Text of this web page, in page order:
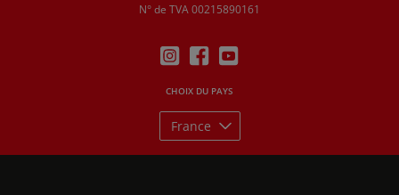
N° de TVA 00215890161
CHOIX DU PAYS
France